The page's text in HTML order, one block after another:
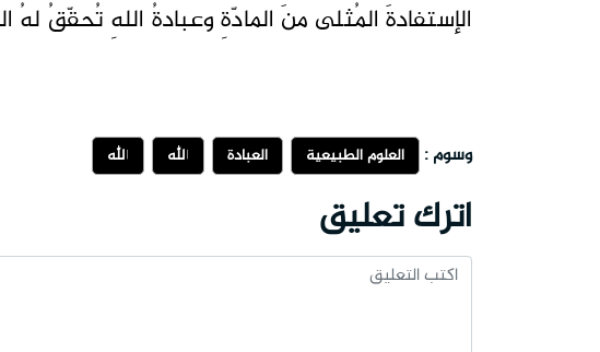
الإستفادةَ المُثلى منَ المادّةِ وعبادةُ اللهِ تُحقّقُ لهُ
وسوم : العلوم الطبيعية العبادة الله الله
اترك تعليق